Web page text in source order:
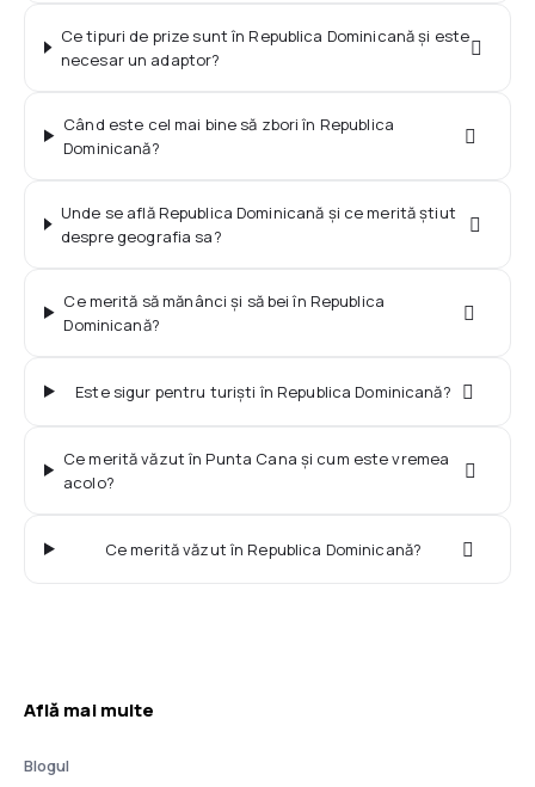
Ce tipuri de prize sunt în Republica Dominicană și este
necesar un adaptor?
Când este cel mai bine să zbori în Republica
Dominicană?
Unde se află Republica Dominicană și ce merită știut
despre geografia sa?
Ce merită să mănânci și să bei în Republica
Dominicană?
Este sigur pentru turiști în Republica Dominicană?
Ce merită văzut în Punta Cana și cum este vremea
acolo?
Ce merită văzut în Republica Dominicană?
Află mai multe
Blogul